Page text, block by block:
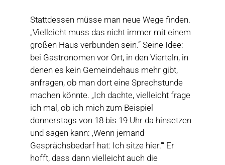
Stattdessen müsse man neue Wege finden.
„Vielleicht muss das nicht immer mit einem
großen Haus verbunden sein.“ Seine Idee:
bei Gastronomen vor Ort, in den Vierteln, in
denen es kein Gemeindehaus mehr gibt,
anfragen, ob man dort eine Sprechstunde
machen könnte. „Ich dachte, vielleicht frage
ich mal, ob ich mich zum Beispiel
donnerstags von 18 bis 19 Uhr da hinsetzen
und sagen kann: ‚Wenn jemand
Gesprächsbedarf hat: Ich sitze hier.‘“ Er
hofft, dass dann vielleicht auch die